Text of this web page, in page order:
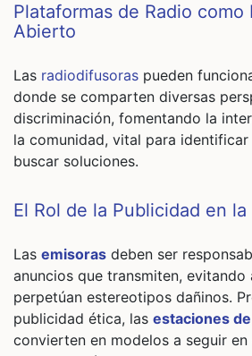
Plataformas de Radio como Foro de Debate
Abierto
Las radiodifusoras pueden
donde se comparten diversas
discriminación, fomentando la
la comunidad, vital para
buscar soluciones.
El Rol de la Publicidad en la
Las emisoras deben ser
anuncios que transmiten, evitando
perpetúan estereotipos dañinos.
publicidad ética, las estaciones
convierten en modelos a seguir